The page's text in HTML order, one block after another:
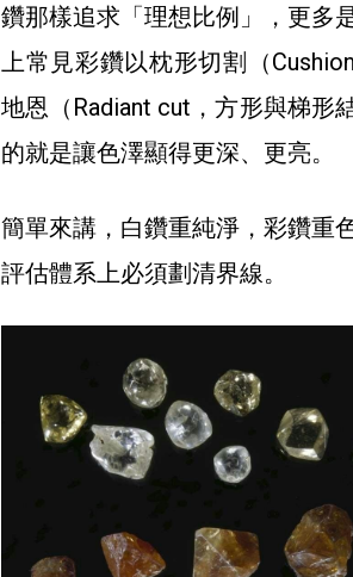
鑽那樣追求「理想比例」，更多
上常見彩鑽以枕形切割（
地恩（Radiant cut，方形與梯形
的就是讓色澤顯得更深、更亮。
簡單來講，白鑽重純淨，彩鑽重
評估體系上必須劃清界線。